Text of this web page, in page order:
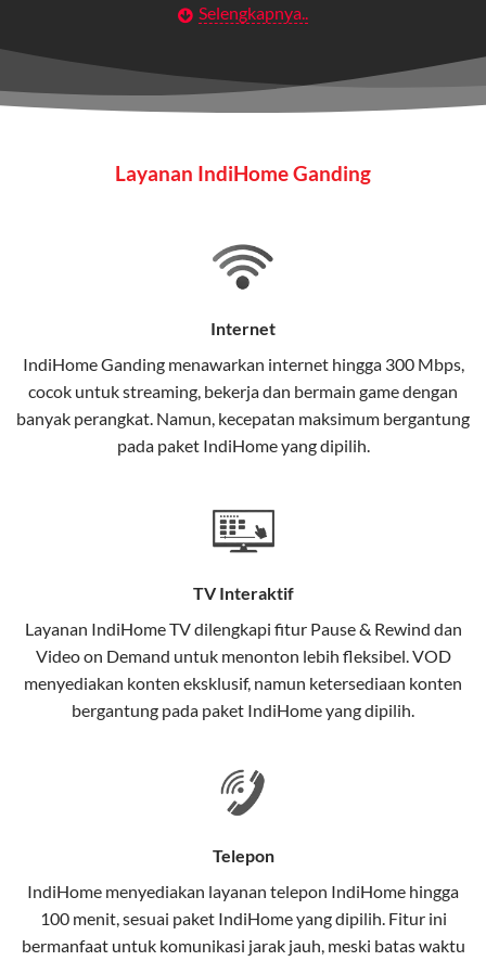
Layanan Wifi Indihome ini dirancang untuk
maupun individu yang membutuhkan konektivitas dan
hiburan berkualitas tinggi.
pengguna rumah dan bisnis.
stabil, dan memiliki berbagai pilihan paket IndiHome
Selain internet, layanan IndiHome juga mencakup TV
interaktif (IndiHome TV) dan telepon rumah dalam
satu paket.
Teknologi di Balik WiFi IndiHome
Wifi IndiHome menggunakan teknologi Fiber To The
menggunakan kabel serat optik hingga ke rumah
pelanggan. Teknologi ini memiliki beberapa
keunggulan:
Kecepatan Tinggi
dibandingkan kabel tembaga atau DSL.
elektromagnetik, sehingga koneksi tetap lancar.
Latensi Rendah
Selengkapnya..
Layanan IndiHome Ganding
Internet
IndiHome Ganding menawarkan internethingga 300 Mbps,
cocok untuk streaming, bekerja dan bermain game dengan
banyak perangkat. Namun, kecepatan maksimum bergantung
pada paket IndiHome yang dipilih.
TV Interaktif
Layanan IndiHome TVdilengkapi fitur Pause & Rewind dan
Video on Demand untuk menonton lebih fleksibel. VOD
menyediakan konten eksklusif, namun ketersediaan konten
bergantung pada paket IndiHome yang dipilih.
Telepon
IndiHome menyediakan layanan telepon IndiHome hingga
100 menit, sesuai paket IndiHome yang dipilih. Fitur ini
bermanfaat untuk komunikasi jarak jauh, meski batas waktu